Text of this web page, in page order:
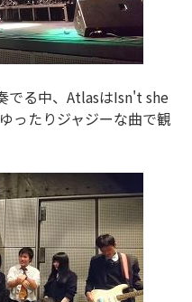
でる中、AtlasはIsn't she
ったりジャジーな曲で観